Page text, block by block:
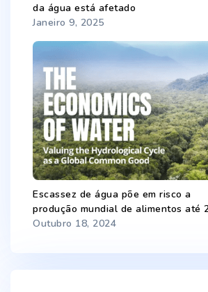
da água está afetado
Janeiro 9, 2025
Escassez de água põe em risco a
produção mundial de alimentos até
Outubro 18, 2024